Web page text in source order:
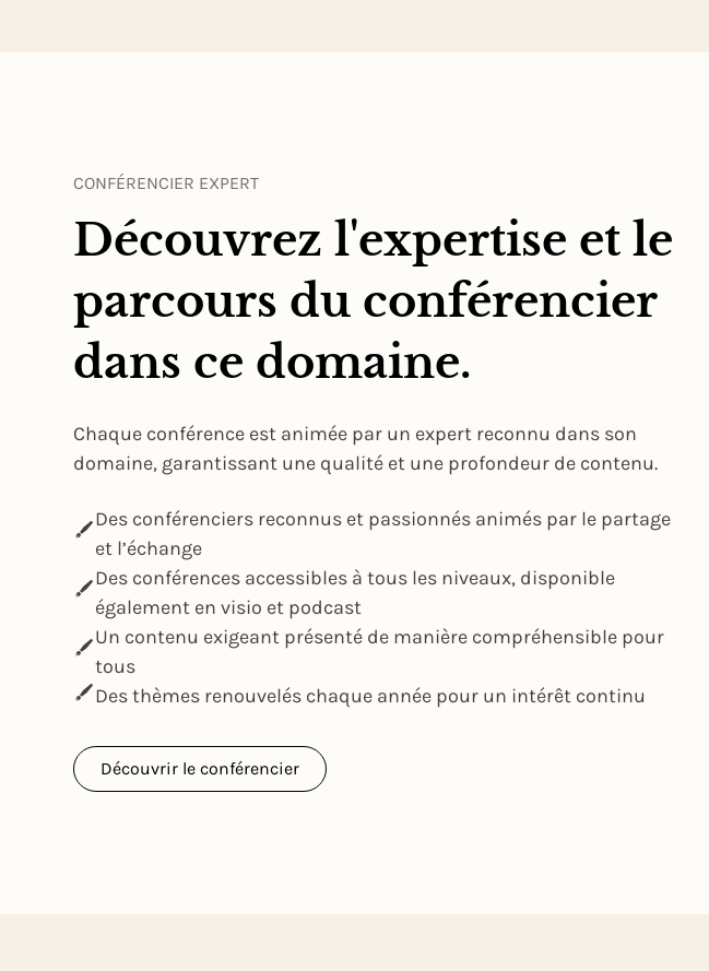
CONFÉRENCIER EXPERT
Découvrez l'expertise et le
parcours du conférencier
dans ce domaine.
Chaque conférence est animée par un expert reconnu dans son
domaine, garantissant une qualité et une profondeur de contenu.
Des conférenciers reconnus et passionnés animés par le partage
et l’échange
Des conférences accessibles à tous les niveaux, disponible
également en visio et podcast
Un contenu exigeant présenté de manière compréhensible pour
tous
Des thèmes renouvelés chaque année pour un intérêt continu
Découvrir le conférencier